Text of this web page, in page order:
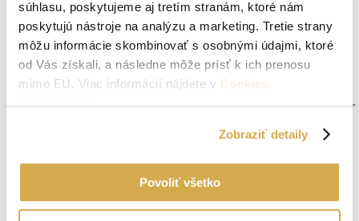
súhlasu, poskytujeme aj tretím stranám, ktoré nám
poskytujú nástroje na analýzu a marketing. Tretie strany
môžu informácie skombinovať s osobnými údajmi, ktoré
od Vás získali, a následne môže prísť k ich prenosu
mimo EÚ. Viac informácií nájdete v Cookies
podmienkach.
Zobraziť detaily
Povoliť všetko
El. napätie 230V:Áno
Zobraziť viac informácií
Virtuálna prehliadka